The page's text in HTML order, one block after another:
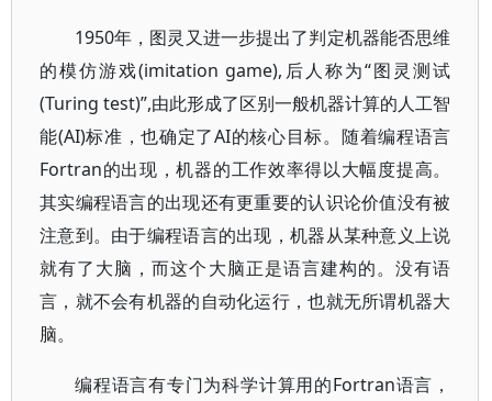
1950年，图灵又进一步提出了判定机器能否思维
的模仿游戏(imitation game),后人称为“图灵测试
(Turing test)”,由此形成了区别一般机器计算的人工智
能(AI)标准，也确定了AI的核心目标。随着编程语言
Fortran的出现，机器的工作效率得以大幅度提高。
其实编程语言的出现还有更重要的认识论价值没有被
注意到。由于编程语言的出现，机器从某种意义上说
就有了大脑，而这个大脑正是语言建构的。没有语
言，就不会有机器的自动化运行，也就无所谓机器大
脑。
编程语言有专门为科学计算用的Fortran语言，